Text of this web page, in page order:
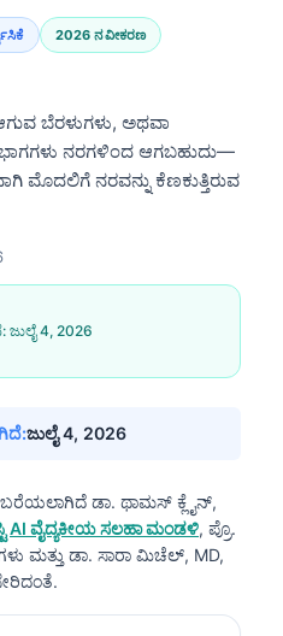
2026 ನವೀಕರಣ
ಬೆರಳುಗಳು, ಅಥವಾ
ನರಗಳಿಂದ ಆಗಬಹುದು—
ಮೊದಲಿಗೆ ನರವನ್ನು ಕೆಣಕುತ್ತಿರುವ
ಜುಲೈ 4, 2026
ಜುಲೈ 4, 2026
ಬರೆಯಲಾಗಿದೆ ಡಾ. ಥಾಮಸ್ ಕ್ಲೈನ್,
AI ವೈದ್ಯಕೀಯ ಸಲಹಾ ಮಂಡಳಿ, ಪ್ರೊ.
ಮತ್ತು ಡಾ. ಸಾರಾ ಮಿಚೆಲ್, MD,